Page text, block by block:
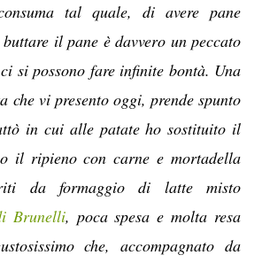
tal quale, di avere pane
il pane è davvero un peccato
si possono fare infinite bontà. Una
che vi presento oggi, prende spunto
in cui alle patate ho sostituito il
il ripieno con carne e mortadella
da formaggio di latte misto
Brunelli, poca spesa e molta resa
che, accompagnato da